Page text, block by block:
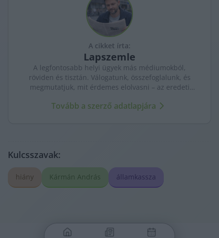
A cikket írta:
Lapszemle
A legfontosabb helyi ügyek más médiumokból,
röviden és tisztán. Válogatunk, összefoglalunk, és
megmutatjuk, mit érdemes elolvasni – az eredeti
Tovább a szerző adatlapjára
Kulcsszavak:
hiány Kármán András államkassza